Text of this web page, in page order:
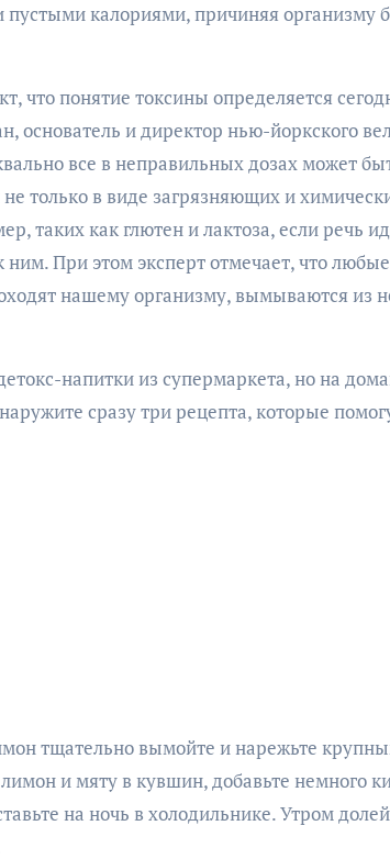
калориями, причиняя организму
что понятие токсины определяется
основатель и директор нью-йоркского
все в неправильных дозах может
только в виде загрязняющих и
таких как глютен и лактоза, если речь
ним. При этом эксперт отмечает, что
нашему организму, вымываются из
напитки из супермаркета, но на
сразу три рецепта, которые
тщательно вымойте и нарежьте
и мяту в кувшин, добавьте немного
на ночь в холодильнике. Утром